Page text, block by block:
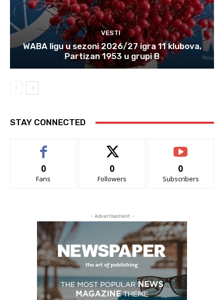
VESTI
WABA ligu u sezoni 2026/27 igra 11 klubova,
Partizan 1953 u grupi B
STAY CONNECTED
0
Fans
0
Followers
0
Subscribers
- Advertisement -